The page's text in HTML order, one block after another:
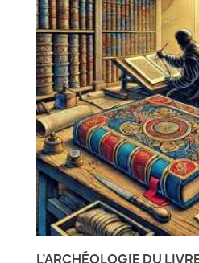
L’ARCHÉOLOGIE DU